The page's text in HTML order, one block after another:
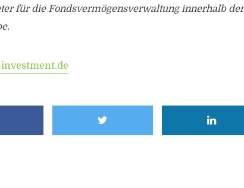
für die Fondsvermögensverwaltung innerhalb